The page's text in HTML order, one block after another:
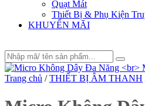
Quạt Mát
Thiết Bị & Phụ Kiện
KHUYẾN MÃI
Trang chủ / THIẾT BỊ ÂM THANH